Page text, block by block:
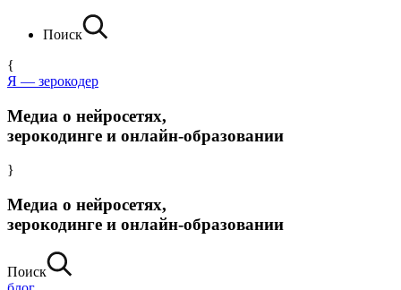
Поиск
{
Я — зерокодер
Медиа о нейросетях,
зерокодинге и онлайн-образовании
}
Медиа о нейросетях,
зерокодинге и онлайн-образовании
Поиск